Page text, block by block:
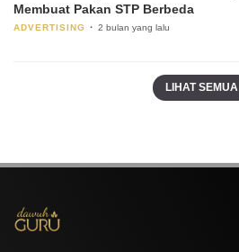
Membuat Pakan STP Berbeda
ADVERTISING 2 bulan yang lalu
LIHAT SEMUA